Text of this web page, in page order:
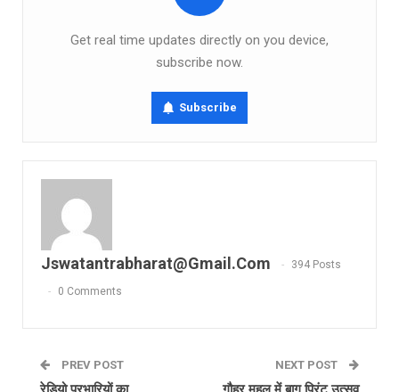
Get real time updates directly on you device,
subscribe now.
Subscribe
Jswatantrabharat@gmail.com 394 Posts
0 Comments
PREV POST NEXT POST